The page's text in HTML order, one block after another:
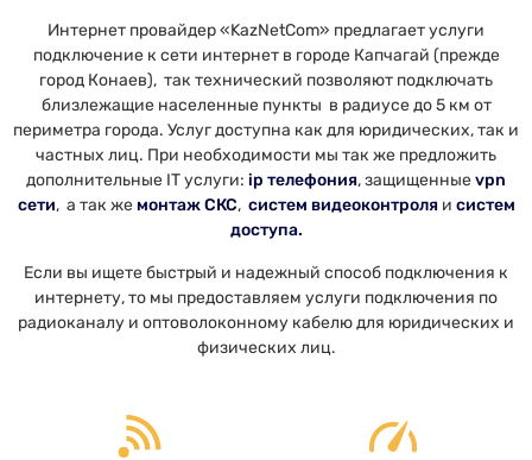
Интернет провайдер «KazNetCom» предлагает услуги
подключение к сети интернет в городе Капчагай (прежде
город Конаев), так технический позволяют подключать
близлежащие населенные пункты в радиусе до 5 км от
периметра города. Услуг доступна как для юридических, так и
частных лиц. При необходимости мы так же предложить
дополнительные IT услуги: ip телефония, защищенныеvpn
сети, а так же монтаж СКС, систем видеоконтроля и систем
доступа.
Если вы ищете быстрый и надежный способ подключения к
интернету, то мы предоставляем услуги подключения по
радиоканалу и оптоволоконному кабелю для юридических и
физических лиц.